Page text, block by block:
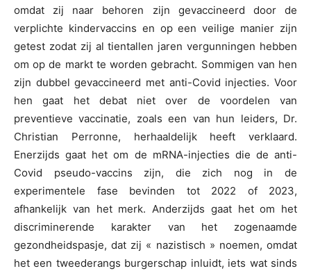
omdat zij naar behoren zijn gevaccineerd door de
verplichte kindervaccins en op een veilige manier zijn
getest zodat zij al tientallen jaren vergunningen hebben
om op de markt te worden gebracht. Sommigen van hen
zijn dubbel gevaccineerd met anti-Covid injecties. Voor
hen gaat het debat niet over de voordelen van
preventieve vaccinatie, zoals een van hun leiders, Dr.
Christian Perronne, herhaaldelijk heeft verklaard.
Enerzijds gaat het om de mRNA-injecties die de anti-
Covid pseudo-vaccins zijn, die zich nog in de
experimentele fase bevinden tot 2022 of 2023,
afhankelijk van het merk. Anderzijds gaat het om het
discriminerende karakter van het zogenaamde
gezondheidspasje, dat zij « nazistisch » noemen, omdat
het een tweederangs burgerschap inluidt, iets wat sinds